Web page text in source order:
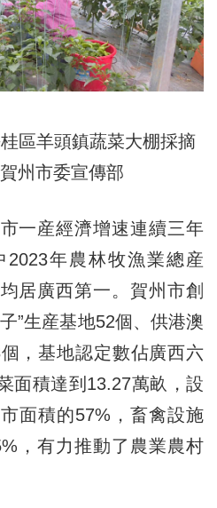
羊頭鎮蔬菜大棚採摘
州市委宣傳部
産經濟增速連續三年
年農林牧漁業總産
居廣西第一。賀州市創
”生産基地52個、供港澳
，基地認定數佔廣西六
面積達到13.27萬畝，設
面積的57%，畜禽設施
，有力推動了農業農村